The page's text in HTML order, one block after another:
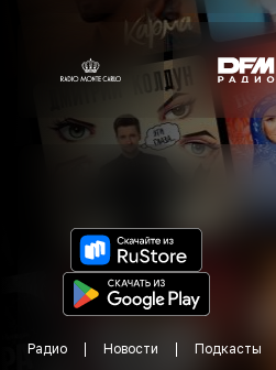
Радио Новости Подкасты